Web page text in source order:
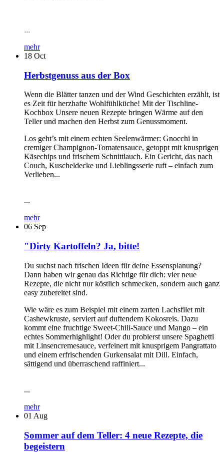
...
mehr
18 Oct
Herbstgenuss aus der Box
Wenn die Blätter tanzen und der Wind Geschichten erzählt, ist
es Zeit für herzhafte Wohlfühlküche! Mit der Tischline-
Kochbox Unsere neuen Rezepte bringen Wärme auf den
Teller und machen den Herbst zum Genussmoment.
Los geht’s mit einem echten Seelenwärmer: Gnocchi in
cremiger Champignon-Tomatensauce, getoppt mit knusprigen
Käsechips und frischem Schnittlauch. Ein Gericht, das nach
Couch, Kuscheldecke und Lieblingsserie ruft – einfach zum
Verlieben...
...
mehr
06 Sep
"Dirty Kartoffeln? Ja, bitte!
Du suchst nach frischen Ideen für deine Essensplanung?
Dann haben wir genau das Richtige für dich: vier neue
Rezepte, die nicht nur köstlich schmecken, sondern auch ganz
easy zubereitet sind.
Wie wäre es zum Beispiel mit einem zarten Lachsfilet mit
Cashewkruste, serviert auf duftendem Kokosreis. Dazu
kommt eine fruchtige Sweet-Chili-Sauce und Mango – ein
echtes Sommerhighlight! Oder du probierst unsere Spaghetti
mit Linsencremesauce, verfeinert mit knusprigem Pangrattato
und einem erfrischenden Gurkensalat mit Dill. Einfach,
sättigend und überraschend raffiniert...
...
mehr
01 Aug
Sommer auf dem Teller: 4 neue Rezepte, die
begeistern